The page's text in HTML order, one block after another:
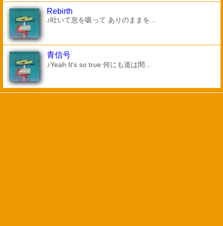
Rebirth
♪吐いて息を吸って ありのままを...
青信号
♪Yeah It's so true 何にも道は間...